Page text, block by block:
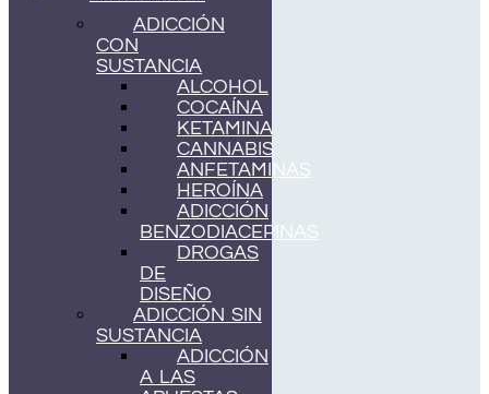
ADICCIÓN
CON
SUSTANCIA
ALCOHOL
COCAÍNA
KETAMINA
CANNABIS
ANFETAMINAS
HEROÍNA
ADICCIÓN
BENZODIACEPINAS
DROGAS
DE
DISEÑO
ADICCIÓN SIN
SUSTANCIA
ADICCIÓN
A LAS